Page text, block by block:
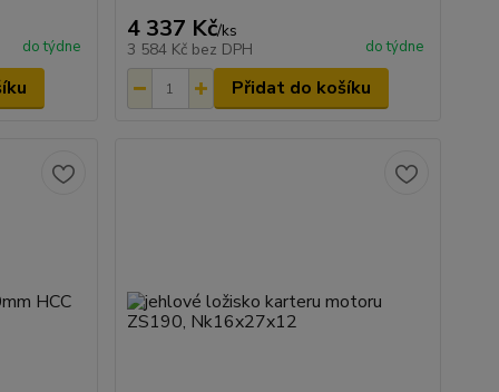
do týdne
4 337 Kč/ks
3 584 Kč bez DPH do týdne
Přidat do košíku